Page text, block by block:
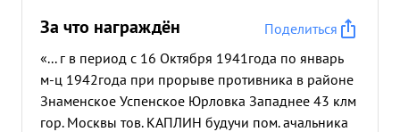
За что награждён
Поделиться
«... г в период с 16 Октября 1941года по январь
м-ц 1942года при прорыве противника в районе
Знаменское Успенское Юрловка Западнее 43 клм
гор. Москвы тов. КАПЛИН будучи пом. ачальника